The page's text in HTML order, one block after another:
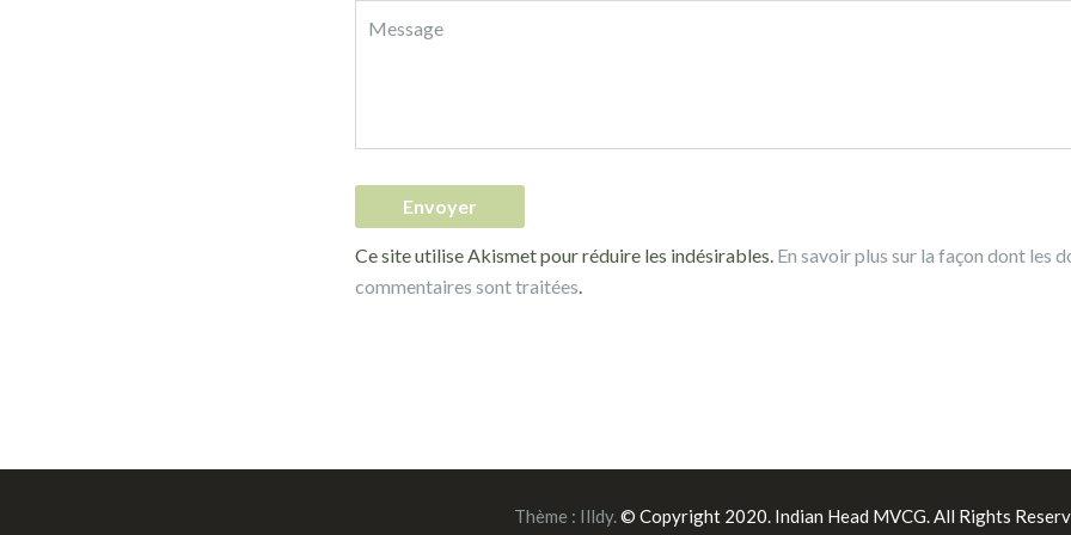
Ce site utilise Akismet pour réduire les indésirables. En savoir plus sur la façon dont les
commentaires sont traitées.
Thème : Illdy.© Copyright 2020. Indian Head MVCG. All Rights